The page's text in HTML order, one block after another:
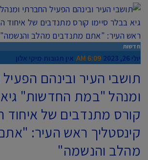
חדשות
יולי 26, 2023 6:09 AM אין תגובות מיקי אלון
תושבי העיר ובינהם
ומנהל "במת החדשות" גיא
קורס מתנדבים של איחוד
קינסטליך ראש העיר:
מהלב והנשמה"